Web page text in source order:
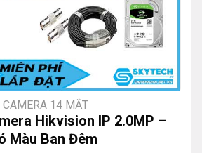
CAMERA 14 MẮT
Hikvision IP 2.0MP –
Màu Ban Đêm